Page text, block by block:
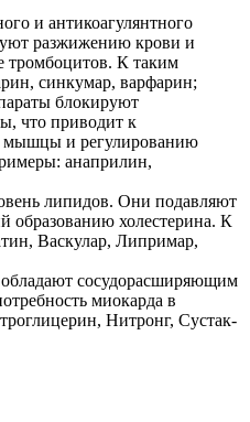
и антикоагулянтного
разжижению крови и
тромбоцитов. К таким
синкумар, варфарин;
блокируют
что приводит к
мышцы и регулированию
анаприлин,
липидов. Они подавляют
образованию холестерина. К
Васкулар, Липримар,
сосудорасширяющим
миокарда в
Нитронг, Сустак-